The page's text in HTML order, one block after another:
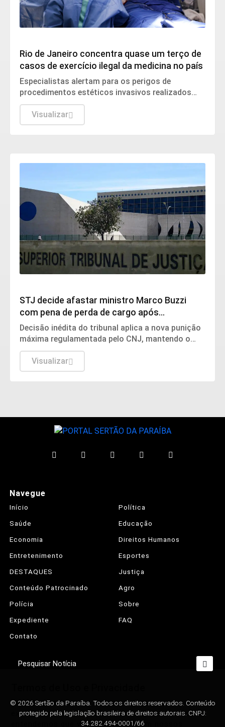
Rio de Janeiro concentra quase um terço de
casos de exercício ilegal da medicina no país
Especialistas alertam para os perigos de
procedimentos estéticos invasivos realizados
por falsos profissionais e cobram denúncias da
população.
Visualizar
STJ decide afastar ministro Marco Buzzi
com pena de perda de cargo após
acusações de crimes sexuais
Decisão inédita do tribunal aplica a nova punição
máxima regulamentada pelo CNJ, mantendo o
magistrado fora das funções e com rendimentos
proporcionais.
Visualizar
Navegue
Início
Política
Saúde
Educação
Economia
Direitos Humanos
Entretenimento
Esportes
DESTAQUES
Justiça
Conteúdo Patrocinado
Agro
Polícia
Sobre
Expediente
FAQ
Contato
Pesquisar Notícia
© 2026 Sertão da Paraíba. Todos os direitos reservados. Conteúdo
protegido pela legislação brasileira de direitos autorais. CNPJ:
34.282.494-0001/66
Esse site utiliza cookies para melhorar sua
experiência de navegação. Ao continuar o acesso,
entendemos que você concorda com nossos